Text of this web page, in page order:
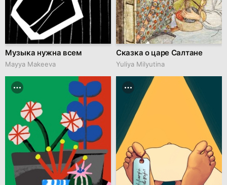
Музыка нужна всем
Mayya Makeeva
Сказка о царе Салтане
Yuliya Milyutina